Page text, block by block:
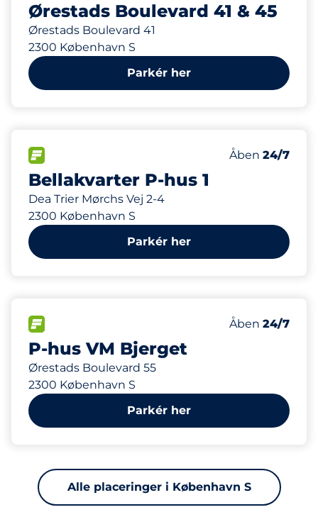
Ørestads Boulevard 41 & 45
Ørestads Boulevard 41
2300 København S
Parkér her
Bellakvarter P-hus 1
Dea Trier Mørchs Vej 2-4
2300 København S
Antal
Antal pladser
445
Motorbike
4
Fredag
Åben 24/7
196 m
Parkér her
P-hus VM Bjerget
Ørestads Boulevard 55
2300 København S
Antal
Antal pladser
426
Fredag
Åben 24/7
264 m
Parkér her
Alle placeringer i København S